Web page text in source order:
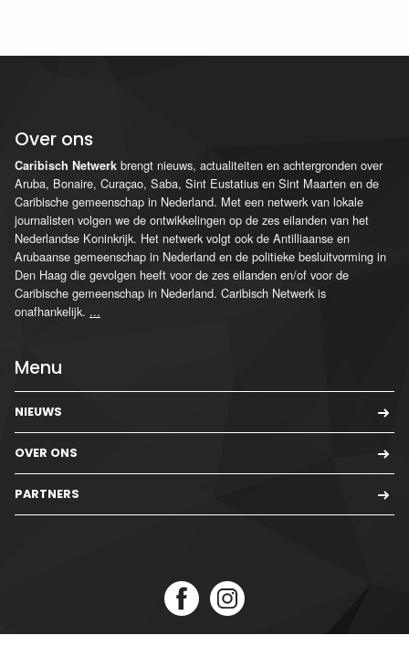
Over ons
Caribisch Netwerk brengt nieuws, actualiteiten en achtergronden over
Aruba, Bonaire, Curaçao, Saba, Sint Eustatius en Sint Maarten en de
Caribische gemeenschap in Nederland. Met een netwerk van lokale
journalisten volgen we de ontwikkelingen op de zes eilanden van het
Nederlandse Koninkrijk. Het netwerk volgt ook de Antilliaanse en
Arubaanse gemeenschap in Nederland en de politieke besluitvorming in
Den Haag die gevolgen heeft voor de zes eilanden en/of voor de
Caribische gemeenschap in Nederland. Caribisch Netwerk is
onafhankelijk. ...
Menu
NIEUWS
OVER ONS
PARTNERS